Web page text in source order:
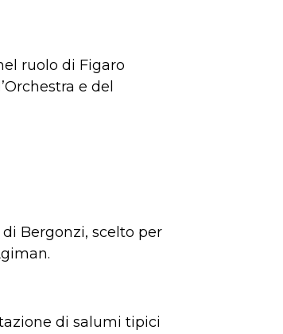
ruolo di Figaro
e del
Bergonzi, scelto per
di salumi tipici